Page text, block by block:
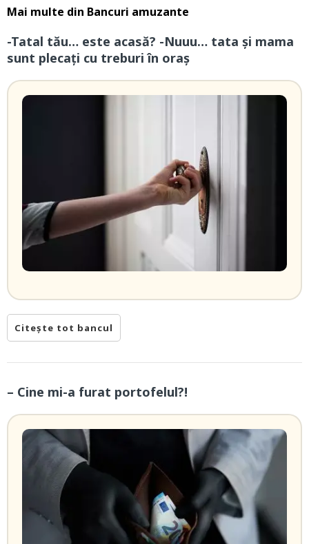
Mai multe din Bancuri amuzante
-Tatal tău… este acasă? -Nuuu… tata și mama
sunt plecați cu treburi în oraș
Citește tot bancul
– Cine mi-a furat portofelul?!